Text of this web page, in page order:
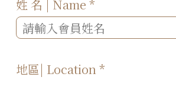
姓 名 | Name*
地區| Location*